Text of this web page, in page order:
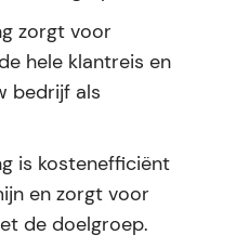
zorgt voor
hele klantreis en
bedrijf als
is kostenefficiënt
en zorgt voor
de doelgroep.